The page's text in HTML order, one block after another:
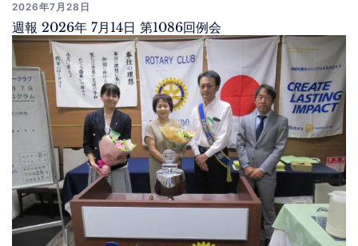
2026年7月28日
週報 2026年 7月14日 第1086回例会